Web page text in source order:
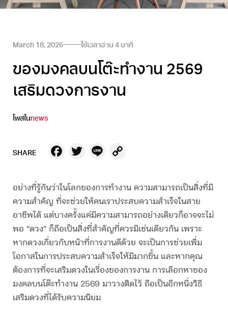
March 18, 2026 ใช้เวลาอ่าน 4 นาที
ของมงคลบนโต๊ะทํางาน 2569
เสริมดวงการงาน
โพสในnews
SHARE Facebook
Twitter
Line
อย่างที่รู้กันว่าในโลกของการทำงาน ความสามารถเป็นสิ่งที่มี
ความสำคัญ ที่จะช่วยให้คนเราประสบความสำเร็จในสาย
อาชีพได้ แต่บางครั้งแค่มีความสามารถอย่างเดียวก็อาจจะไม่
พอ “ดวง” ก็ถือเป็นสิ่งที่สำคัญที่ควรมีเช่นเดียวกัน เพราะ
หากดวงเกี่ยวกับหน้าที่การงานดีด้วย จะเป็นการช่วยเพิ่ม
โอกาสในการประสบความสำเร็จให้มีมากขึ้น และหากคุณ
ต้องการที่จะเสริมดวงในเรื่องของการงาน การเลือกหาของ
มงคลบนโต๊ะทํางาน 2569 มาวางติดไว้ ถือเป็นอีกหนึ่งวิธี
เสริมดวงที่ได้รับความนิยม